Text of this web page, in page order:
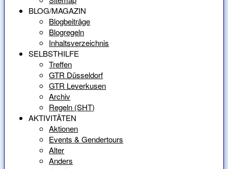
BLOG/MAGAZIN
Blogbeiträge
Blogregeln
Inhaltsverzeichnis
SELBSTHILFE
Treffen
GTR Düsseldorf
GTR Leverkusen
Archiv
Regeln (SHT)
AKTIVITÄTEN
Aktionen
Events & Gendertours
Alter
Anders